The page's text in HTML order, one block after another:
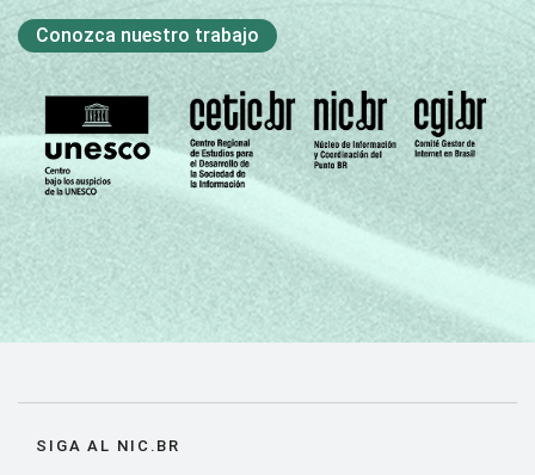
respondeu
100
CLASSE
SOCIAL
99
C 99
DOMICÍLIO
COM ACESSO
À INTERNET
Sim 99
Não 88 12
Fonte: CGI.br/NIC.br, Centro Regional de
Estudos para o Desenvolvimento da
Conozca nuestro trabajo
SIGA AL NIC.BR